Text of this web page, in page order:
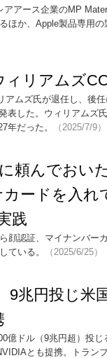
アース企業のMP
ほか、Apple製品専用
ィリアムズ
アムズ氏が退任し、後
表した。ウィリアムズ
年だった。
（2025/7/9）
に頼んでお
ードを入れ
践
顔認証、マイナンバー
ている。
（2025/6/25）
9兆円投じ米
億ドル（9兆円超）投
とも提携。トラン